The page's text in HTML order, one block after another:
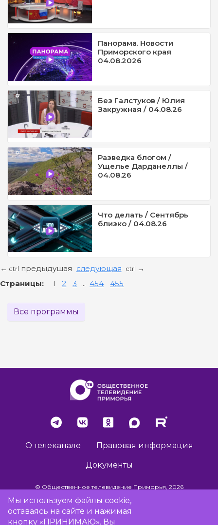
Панорама. Новости
Приморского края
04.08.2026
Без Галстуков / Юлия
Закружная / 04.08.26
Разведка блогом /
Ущелье Дарданеллы /
04.08.26
Что делать / Сентябрь
близко / 04.08.26
← ctrl предыдущая следующая ctrl →
Страницы: 1 2 3 ... 454 455
Все программы
О телеканале Правовая информация
Документы
© Общественное телевидение Приморья, 2026
Разработка сайта -
Мы используем файлы cookie,
оставаясь на сайте и нажимая
кнопку «ПРИНИМАЮ». Вы